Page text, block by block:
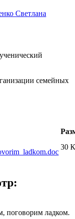
Светлана
семейных
30
поговорим ладком.